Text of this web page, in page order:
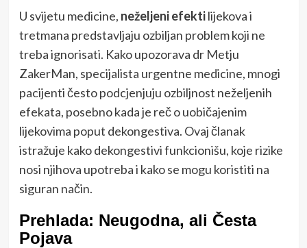
U svijetu medicine, neželjeni efektilijekova i
tretmana predstavljaju ozbiljan problem koji ne
treba ignorisati. Kako upozorava dr Metju
ZakerMan, specijalista urgentne medicine, mnogi
pacijenti često podcjenjuju ozbiljnost neželjenih
efekata, posebno kada je reč o uobičajenim
lijekovima poput dekongestiva. Ovaj članak
istražuje kako dekongestivi funkcionišu, koje rizike
nosi njihova upotreba i kako se mogu koristiti na
siguran način.
Prehlada: Neugodna, ali Česta
Pojava